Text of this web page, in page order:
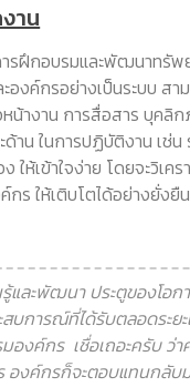
าน
รฝึกอบรมและพัฒนาทรัพ
องค์กรอย่างเป็นระบบ
น้างาน การสื่อสาร บุคลิ
ด้าน ในการปฏิบัติงาน เช่
ให้เข้าใจง่าย โดยจะวิเ
ร ให้เติบโตได้อย่างยั่งยืน
และพัฒนา ประตูของโอ
สบการณ์ที่ได้รับตลอดระย
องค์กร เชื่อเถอะครับ
องค์กรก็จะตอบแทนกลั